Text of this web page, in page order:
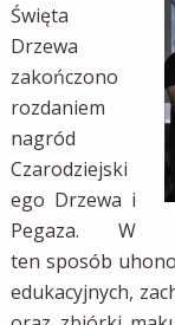
Święta
Drzewa
zakończono
rozdaniem
nagród
Czarodziejski
ego Drzewa i
Pegaza. W
ten sposób
edukacyjnych,